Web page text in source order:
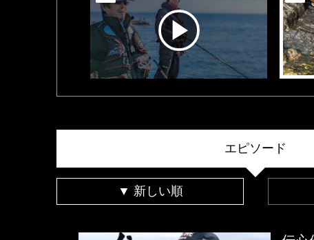
エピソード
▼ 新しい順